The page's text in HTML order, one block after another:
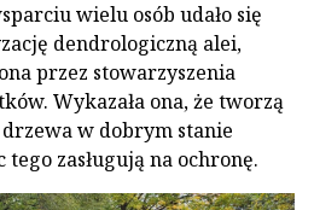
wielu osób udało się
dendrologiczną alei,
przez stowarzyszenia
Wykazała ona, że tworzą
w dobrym stanie
zasługują na ochronę.